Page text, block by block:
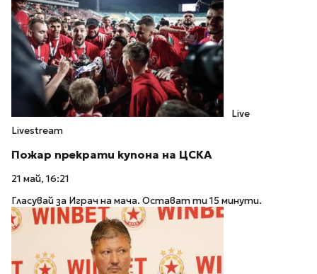
Live
Livestream
Пожар прекрати купона на ЦСКА
21 май, 16:21
Гласувай за Играч на мача. Остават ти 15 минути.